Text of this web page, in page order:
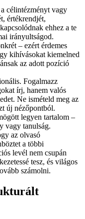
célintézményt vagy
értékrendjét,
ehhez a te
irányultságod.
– ezért érdemes
kihívásokat kiemelned
az adott pozíció
Fogalmazz
írj, hanem valós
Ne ismételd meg az
új nézőpontból.
legyen tartalom –
vagy tanulság.
az olvasó
a többi
levél nem csupán
tesz, és világos
számolni.